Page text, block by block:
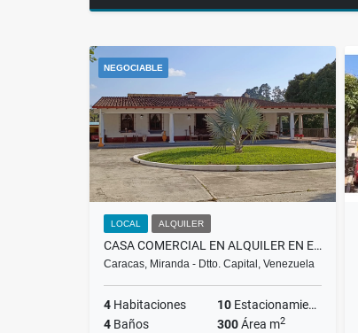
NEGOCIABLE
LOCAL ALQUILER
CASA COMERCIAL EN ALQUILER EN EL HATILLO SECTOR LA UNIÓN $2.800 RH
Caracas, Miranda - Dtto. Capital, Venezuela
4 Habitaciones 10 Estacionamiento
4 Baños 300Área m2